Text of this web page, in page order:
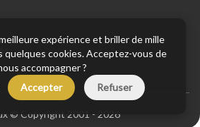
© Copyright 2001 - 2026
expérience et briller de mille
quelques cookies. Acceptez-vous de
accompagner ?
Accepter Refuser